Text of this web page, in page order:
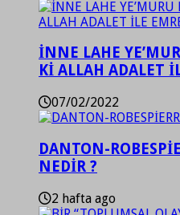
İNNE LAHE
Kİ ALLAH ADALET
07/02/2022
DANTON-
NEDİR ?
2 hafta ago